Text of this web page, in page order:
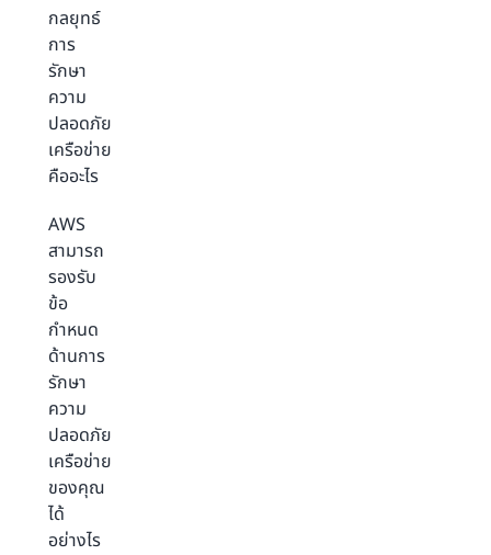
กลยุทธ์
การ
รักษา
ความ
ปลอดภัย
เครือข่าย
คืออะไร
AWS
สามารถ
รองรับ
ข้อ
กำหนด
ด้านการ
รักษา
ความ
ปลอดภัย
เครือข่าย
ของคุณ
ได้
อย่างไร